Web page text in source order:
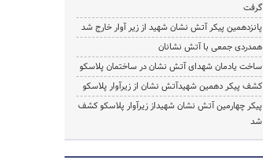
گرفت
پانزدهمین پیکر آتش نشان شهید از زیر آوار خارج شد
همدردی جمعی با آتش نشانان
ساخت یادمان شهدای آتش نشان در ساختمان پلاسکو
کشف پیکر دهمین شهیدآتش نشان از زیرآوار پلاسکو
پیکر چهارمین آتش نشان شهیداز زیرآوار پلاسکو کشف
شد